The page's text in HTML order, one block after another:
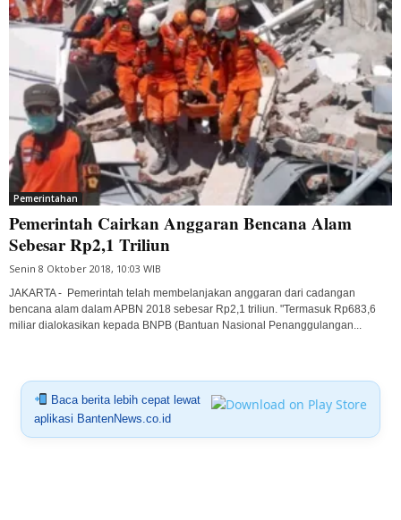
Pemerintahan
Pemerintah Cairkan Anggaran Bencana Alam
Sebesar Rp2,1 Triliun
Senin 8 Oktober 2018, 10:03 WIB
JAKARTA - Pemerintah telah membelanjakan anggaran dari cadangan
bencana alam dalam APBN 2018 sebesar Rp2,1 triliun. "Termasuk Rp683,6
miliar dialokasikan kepada BNPB (Bantuan Nasional Penanggulangan...
Baca berita lebih cepat lewat
aplikasi BantenNews.co.id